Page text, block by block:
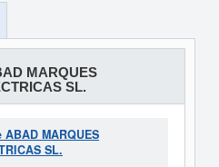
MARQUES
SL.
MARQUES
SL.